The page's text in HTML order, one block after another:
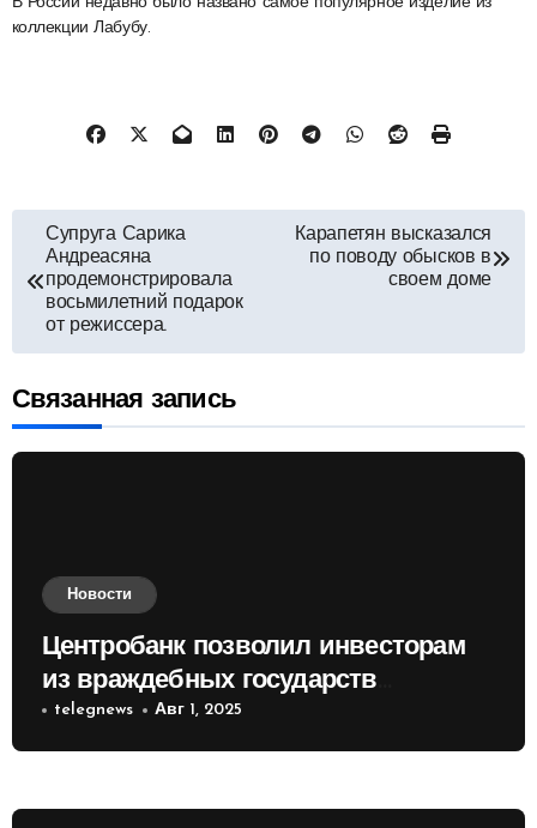
коллекции Лабубу.
Навигация
по
записям
Супруга Сарика
Андреасяна
продемонстрировала
восьмилетний подарок
от режиссера.
Карапетян высказался
по поводу обысков в
своем доме
Связанная запись
Новости
Центробанк позволил инвесторам
из враждебных государств
приобретать валюту
telegnews Авг 1, 2025